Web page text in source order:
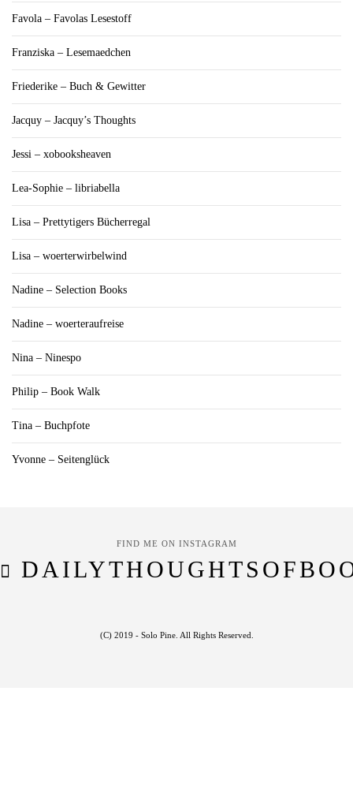
Favola – Favolas Lesestoff
Franziska – Lesemaedchen
Friederike – Buch & Gewitter
Jacquy – Jacquy’s Thoughts
Jessi – xobooksheaven
Lea-Sophie – libriabella
Lisa – Prettytigers Bücherregal
Lisa – woerterwirbelwind
Nadine – Selection Books
Nadine – woerteraufreise
Nina – Ninespo
Philip – Book Walk
Tina – Buchpfote
Yvonne – Seitenglück
FIND ME ON INSTAGRAM
(C) 2019 - Solo Pine. All Rights Reserved.